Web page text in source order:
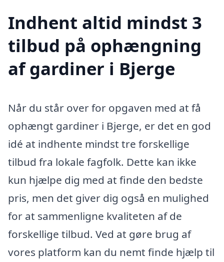
Indhent altid mindst 3
tilbud på ophængning
af gardiner i Bjerge
Når du står over for opgaven med at få
ophængt gardiner i Bjerge, er det en god
idé at indhente mindst tre forskellige
tilbud fra lokale fagfolk. Dette kan ikke
kun hjælpe dig med at finde den bedste
pris, men det giver dig også en mulighed
for at sammenligne kvaliteten af de
forskellige tilbud. Ved at gøre brug af
vores platform kan du nemt finde hjælp til